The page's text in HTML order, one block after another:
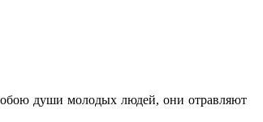
души молодых людей, они отравляют